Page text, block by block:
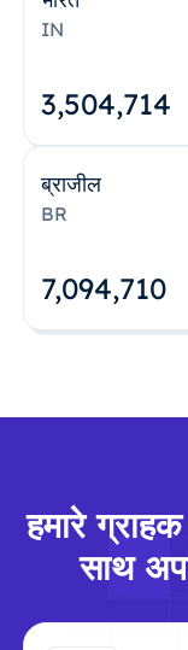
IN
3,504,715
ब्राजील
BR
7,094,712
हमारे
साथ